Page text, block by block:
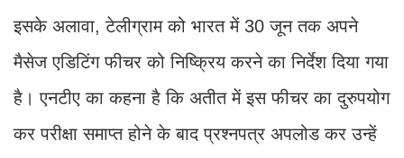
इसके अलावा, टेलीग्राम को भारत में 30 जून तक अपने
मैसेज एडिटिंग फीचर को निष्क्रिय करने का निर्देश दिया गया
है। एनटीए का कहना है कि अतीत में इस फीचर का दुरुपयोग
कर परीक्षा समाप्त होने के बाद प्रश्नपत्र अपलोड कर उन्हें